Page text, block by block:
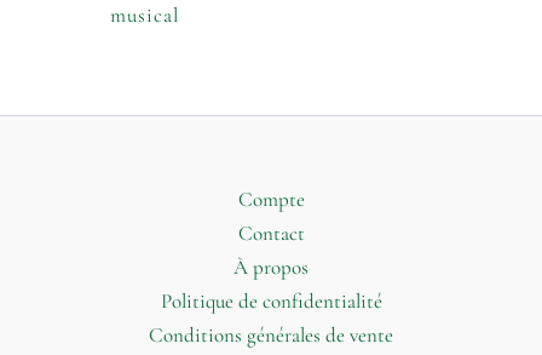
musical
Compte
Contact
À propos
Politique de confidentialité
Conditions générales de vente